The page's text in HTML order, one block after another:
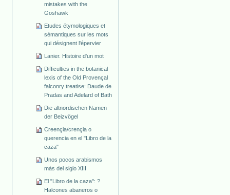
mistakes with the
Goshawk
Etudes étymologiques et
sémantiques sur les mots
qui désignent l'épervier
Lanier. Histoire d'un mot
Difficulties in the botanical
lexis of the Old Provençal
falconry treatise: Daude de
Pradas and Adelard of Bath
Die altnordischen Namen
der Beizvögel
Creençia/crençia o
querencia en el "Libro de la
caza"
Unos pocos arabismos
más del siglo XIII
El "Libro de la caza": ?
Halcones abaneros o